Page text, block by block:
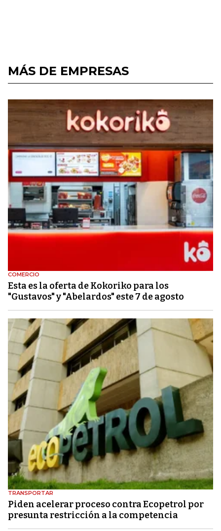
MÁS DE EMPRESAS
COMERCIO
Esta es la oferta de Kokoriko para los
"Gustavos" y "Abelardos" este 7 de agosto
TRANSPORTAR
Piden acelerar proceso contra Ecopetrol por
presunta restricción a la competencia